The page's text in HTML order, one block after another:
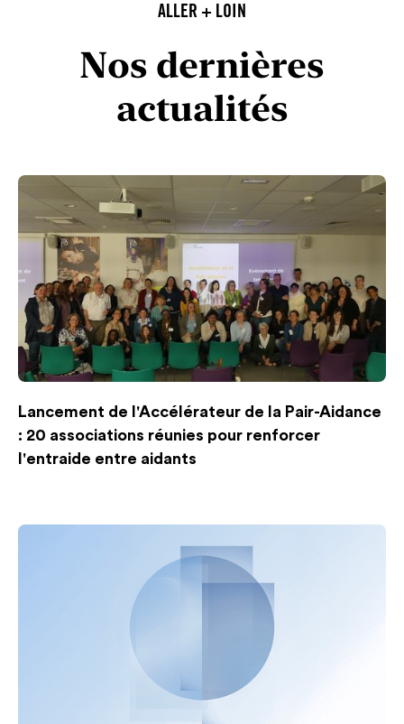
ALLER + LOIN
Nos dernières
actualités
Lancement de l'Accélérateur de la Pair-Aidance
: 20 associations réunies pour renforcer
l'entraide entre aidants